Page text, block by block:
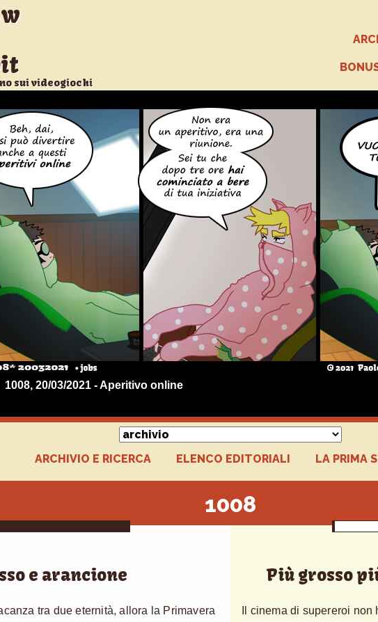
sui videogiochi
1008, 20/03/2021 - Aperitivo online
ARCHIVIO E RICERCA ELENCO EDITORIALI LA PRIMA
1008
e arancione
tra due eternità, allora la Primavera
Più grosso
Il cinema di supereroi